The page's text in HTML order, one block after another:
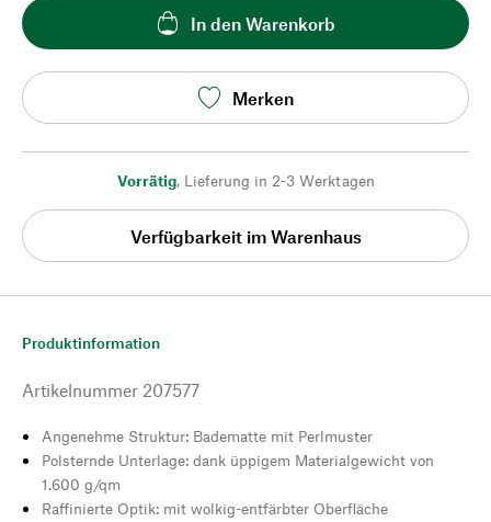
In den Warenkorb
Merken
Vorrätig, Lieferung in 2-3 Werktagen
Verfügbarkeit im Warenhaus
Produktinformation
Artikelnummer 207577
Angenehme Struktur: Badematte mit Perlmuster
Polsternde Unterlage: dank üppigem Materialgewicht von
1.600 g/qm
Raffinierte Optik: mit wolkig-entfärbter Oberfläche